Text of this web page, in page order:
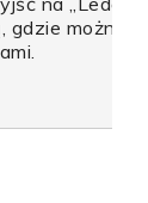
gdzie można